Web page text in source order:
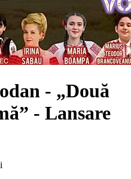
- „Două
- Lansare